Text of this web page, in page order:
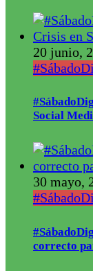
20 junio,
Social
30 mayo,
correcto